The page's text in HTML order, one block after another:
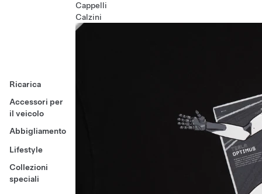
Ricarica
Accessori per
il veicolo
Abbigliamento
Lifestyle
Collezioni
speciali
Cappelli
Calzini